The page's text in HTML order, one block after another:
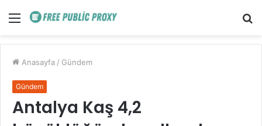
Menü
Anasayfa / Gündem
Gündem
Antalya Kaş 4,2